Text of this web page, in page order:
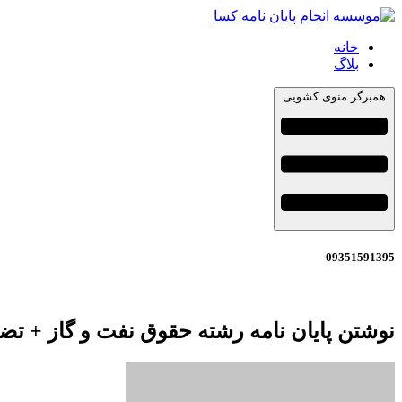
خانه
بلاگ
همبرگر منوی کشویی
09351591395
نوشتن پایان نامه رشته حقوق نفت و گاز +